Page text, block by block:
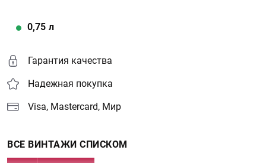
0,75 л
Гарантия качества
Надежная покупка
Visa, Mastercard, Мир
ВСЕ ВИНТАЖИ СПИСКОМ